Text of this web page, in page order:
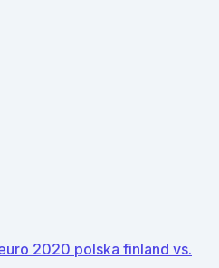
2020 polska finland vs.